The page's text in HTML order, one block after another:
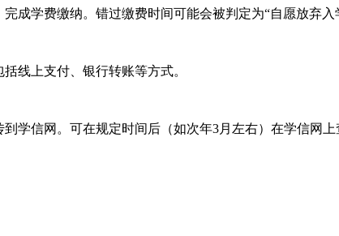
学费缴纳。错过缴费时间可能会被判定为“自愿放弃入
线上支付、银行转账等方式。
信网。可在规定时间后（如次年3月左右）在学信网上